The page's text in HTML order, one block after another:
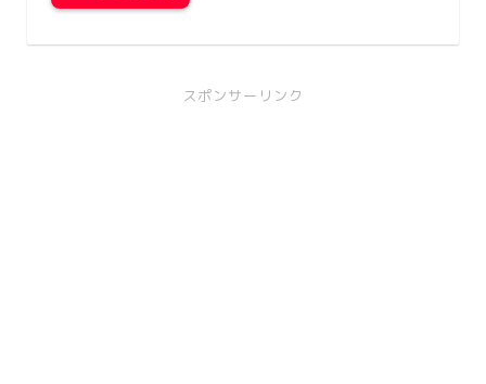
スポンサーリンク